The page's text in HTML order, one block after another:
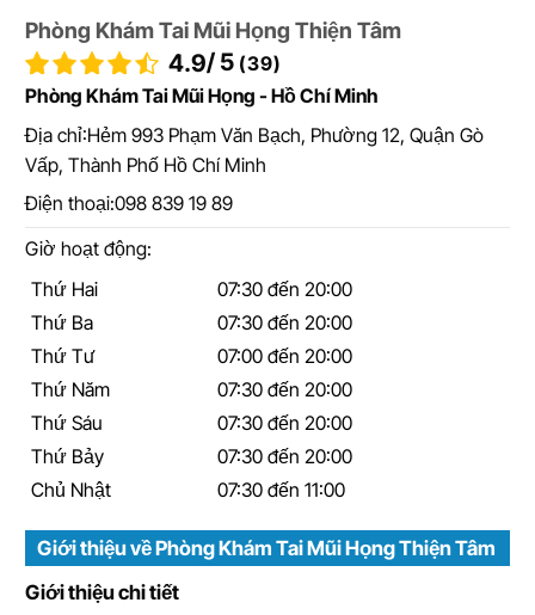
Phòng Khám Tai Mũi Họng Thiện Tâm
4.9/ 5 (39)
Phòng Khám Tai Mũi Họng - Hồ Chí Minh
Địa chỉ:Hẻm 993 Phạm Văn Bạch, Phường 12, Quận Gò
Vấp, Thành Phố Hồ Chí Minh
Điện thoại:098 839 19 89
Giờ hoạt động:
Thứ Hai
07:30 đến 20:00
Thứ Ba
07:30 đến 20:00
Thứ Tư
07:00 đến 20:00
Thứ Năm
07:30 đến 20:00
Thứ Sáu
07:30 đến 20:00
Thứ Bảy
07:30 đến 20:00
Chủ Nhật
07:30 đến 11:00
Giới thiệu về Phòng Khám Tai Mũi Họng Thiện Tâm
Giới thiệu chi tiết